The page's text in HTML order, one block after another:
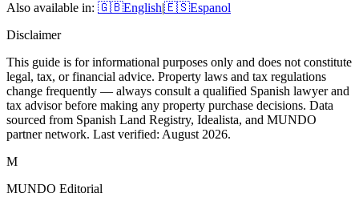
Also available in: 🇬🇧English|🇪🇸Espanol
Disclaimer
This guide is for informational purposes only and does not constitute
legal, tax, or financial advice. Property laws and tax regulations
change frequently — always consult a qualified Spanish lawyer and
tax advisor before making any property purchase decisions. Data
sourced from Spanish Land Registry, Idealista, and MUNDO
partner network. Last verified: August 2026.
M
MUNDO Editorial